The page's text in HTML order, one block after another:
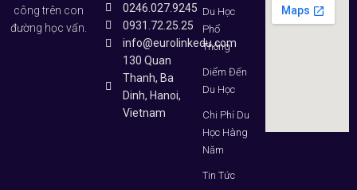
công trên con
đường học vấn.
0246.027.9245
0931.72.25.25
info@eurolinkedu.com
130 Quan
Thanh, Ba
Dinh, Hanoi,
Vietnam
Du Học
Phổ
Thông
Diểm Đến
Du Học
Chi Phí Du
Học Hàng
Năm
Tin Tức